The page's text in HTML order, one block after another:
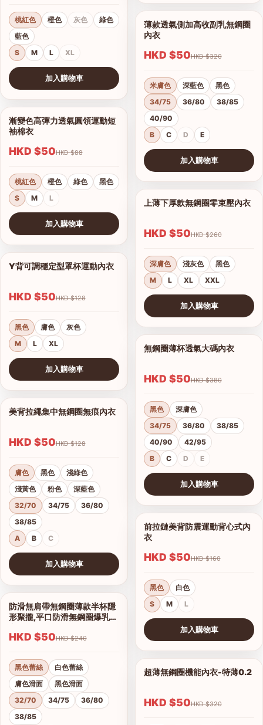
桃紅色 橙色 灰色
綠色
藍色
S
M L XL
加入購物車
1/15
查看圖片
漸變色高彈力透氣圓領運動短
袖棉衣
HKD $50 HKD $88
桃紅色 橙色 綠色
黑色
S
M L
加入購物車
1/6
查看圖片
Y背可調穩定型罩杯運動內衣
HKD $50 HKD $128
黑色 膚色
灰色
M
L XL
加入購物車
1/7
查看圖片
美背拉繩集中無鋼圈無痕內衣
HKD $50 HKD $128
膚色 黑色
淺綠色
淺黃色
粉色
深藍色
32/70
34/75
36/80
38/85
A
B C
加入購物車
1/16
查看圖片
防滑無肩帶無鋼圈薄款半杯隱
形聚攏,平口防滑無鋼圈爆乳內
HKD $50 HKD $240
黑色蕾絲
白色蕾絲
膚色滑面
黑色滑面
32/70
34/75
36/80
38/85
1/17
薄款透氣側加高收副乳無鋼圈
內衣
HKD $50 HKD $320
米膚色 深藍色
黑色
34/75
36/80
38/85
40/90
B
C D E
加入購物車
1/12
查看圖片
上薄下厚款無鋼圈零束壓內衣
HKD $50 HKD $260
深膚色 淺灰色
黑色
M
L XL XXL
加入購物車
查看圖片
無鋼圈薄杯透氣大碼內衣
HKD $50 HKD $380
黑色
深膚色
34/75
36/80
38/85
40/90
42/95
B
C D E
加入購物車
1/7
查看圖片
前拉鏈美背防震運動背心式內
衣
HKD $50 HKD $160
黑色
白色
S
M L
加入購物車
1/21
查看圖片
超薄無鋼圈機能內衣-特薄0.2
HKD $50 HKD $320
English